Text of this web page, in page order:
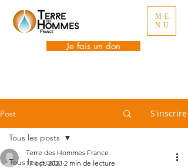
ME
NU
Je fais un don
Post S'inscrire
Tous les posts
Tous les posts
Terre des Hommes France
17 oct. 2023 2 min de lecture